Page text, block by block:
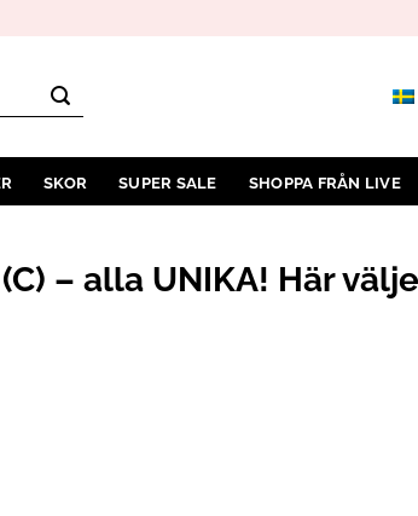
SKOR SUPER SALE SHOPPA FRÅN LIVE
– alla UNIKA! Här